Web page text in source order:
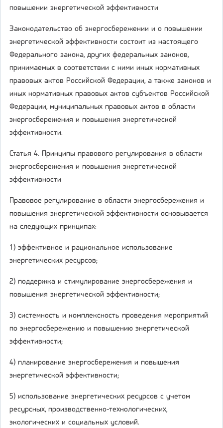
повышении энергетической эффективности
Законодательство об энергосбережении и о повышении
энергетической эффективности состоит из настоящего
Федерального закона, других федеральных законов,
принимаемых в соответствии с ними иных нормативных
правовых актов Российской Федерации, а также законов и
иных нормативных правовых актов субъектов Российской
Федерации, муниципальных правовых актов в области
энергосбережения и повышения энергетической
эффективности.
Статья 4. Принципы правового регулирования в области
энергосбережения и повышения энергетической
эффективности
Правовое регулирование в области энергосбережения и
повышения энергетической эффективности основывается
на следующих принципах:
1) эффективное и рациональное использование
энергетических ресурсов;
2) поддержка и стимулирование энергосбережения и
повышения энергетической эффективности;
3) системность и комплексность проведения мероприятий
по энергосбережению и повышению энергетической
эффективности;
4) планирование энергосбережения и повышения
энергетической эффективности;
5) использование энергетических ресурсов с учетом
ресурсных, производственно-технологических,
экологических и социальных условий.